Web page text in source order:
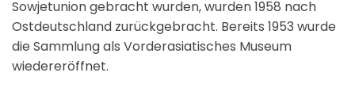
Sowjetunion gebracht wurden, wurden 1958 nach
Ostdeutschland zurückgebracht. Bereits 1953 wurde
die Sammlung als Vorderasiatisches Museum
wiedereröffnet.